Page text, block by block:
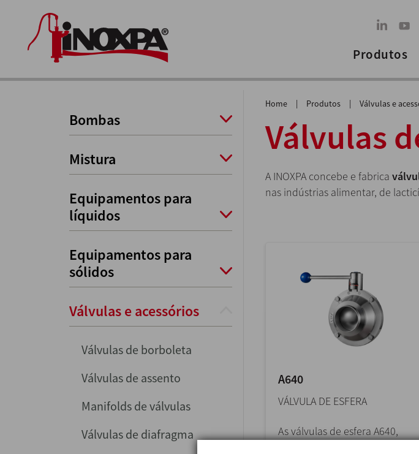
Produtos
Bombas
Mistura
Equipamentos para
líquidos
Equipamentos para
sólidos
Válvulas e acessórios
Válvulas de borboleta
Válvulas de assento
Manifolds de válvulas
Válvulas de diafragma
Home | Produtos | Válvulas e
Válvulas
A INOXPA concebe e fabrica
nas indústrias alimentar, de
A640
VÁLVULA DE ESFERA
As válvulas de esfera A640,